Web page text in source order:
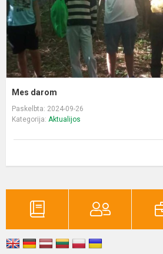
Mes darom
Paskelbta: 2024-09-26
Kategorija: Aktualijos